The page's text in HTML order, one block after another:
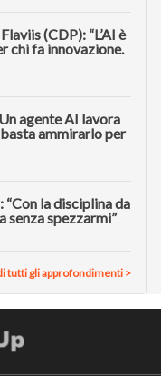
(CDP): “L’AI è
chi fa innovazione.
agente AI lavora
ammirarlo per
la disciplina da
spezzarmi”
tutti gli approfondimenti >